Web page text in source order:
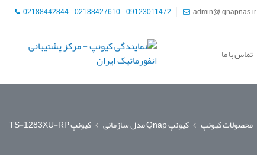
02188442844 - 02188427610 - 09123011472 admin@ qnapnas.ir
تماس با ما
محصولات کیونپ کیونپ Qnap مدل سازمانی کیونپ TS-1283XU-RP